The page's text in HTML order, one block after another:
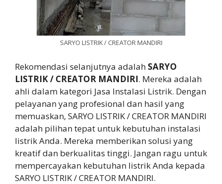
SARYO LISTRIK / CREATOR MANDIRI
Rekomendasi selanjutnya adalah SARYO
LISTRIK / CREATOR MANDIRI. Mereka adalah
ahli dalam kategori Jasa Instalasi Listrik. Dengan
pelayanan yang profesional dan hasil yang
memuaskan, SARYO LISTRIK / CREATOR MANDIRI
adalah pilihan tepat untuk kebutuhan instalasi
listrik Anda. Mereka memberikan solusi yang
kreatif dan berkualitas tinggi. Jangan ragu untuk
mempercayakan kebutuhan listrik Anda kepada
SARYO LISTRIK / CREATOR MANDIRI.